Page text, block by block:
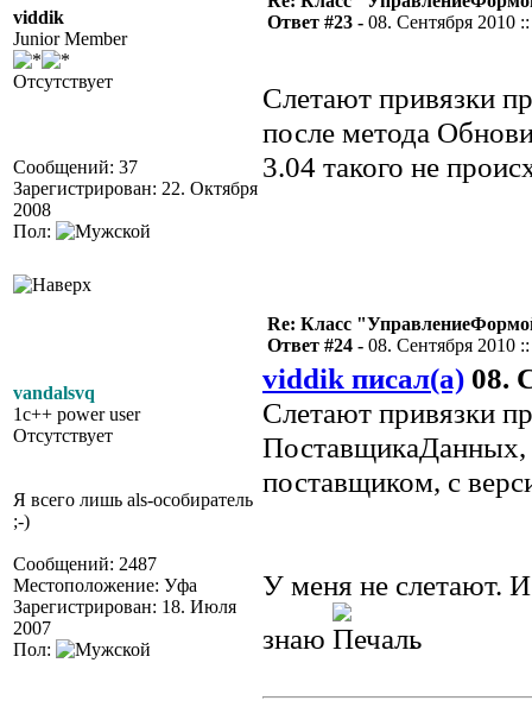
viddik
Junior Member
Отсутствует
Сообщений: 37
Зарегистрирован: 22. Октября
2008
Пол:
Ответ #23 - 08. Сентября 2010
Слетают привязки
после метода
3.04 такого не
vandalsvq
1c++ power user
Отсутствует
Я всего лишь als-особиратель
;-)
Сообщений: 2487
Местоположение: Уфа
Зарегистрирован: 18. Июля
2007
Пол:
Re: Класс
Ответ #24 - 08. Сентября 2010
viddik писал(а) 08.
Слетают привязки
ПоставщикаДанных,
поставщиком, с
У меня не слетают.
знаю
.